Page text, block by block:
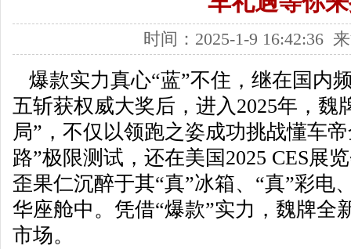
时间：2025-1-9 16:42:36
爆款实力真心“蓝”不住，继在国内
五斩获权威大奖后，进入2025年，魏
局”，不仅以领跑之姿成功挑战懂车
路”极限测试，还在美国2025 CES展
歪果仁沉醉于其“真”冰箱、“真”彩电
华座舱中。凭借“爆款”实力，魏牌全
市场。